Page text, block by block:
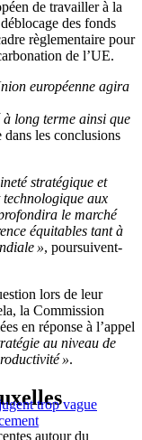
de travailler à la
des fonds
règlementaire pour
de l’UE.
européenne agira
long terme ainsi que
dans les conclusions
stratégique et
aux
le marché
équitables tant à
», poursuivent-
lors de leur
la Commission
en réponse à l’appel
au niveau de
».
trop vague
autour du